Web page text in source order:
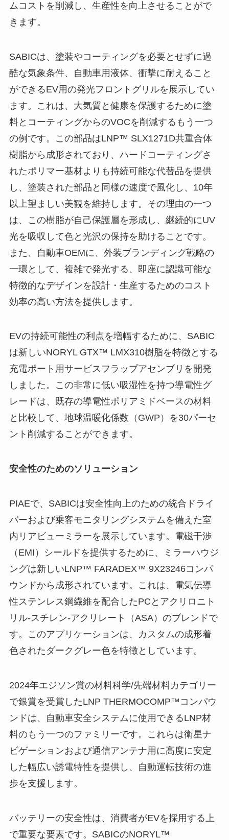
ムコストを削減し、生産性を向上させることがで
きます。
SABICは、塗装やコーティングを必要とせずに過
酷な気象条件、自動車用液体、衝撃に耐えること
ができるEV用の発光フロントグリルを展示してい
ます。これは、大気質と健康を保護するために塗
料とコーティングからのVOCを削減するもう一つ
の例です。この部品はLNP™ SLX1271D共重合体
樹脂から成形されており、ハードコーティングさ
れたポリマー基材よりも持続可能な代替品を提供
し、塗装された部品と同様の速度で風化し、10年
以上望ましい美観を維持します。その理由の一つ
は、この樹脂が自己保護層を形成し、継続的にUV
光を吸収して色と光沢の保持を助けることです。
また、自動車OEMに、外装ブランディング戦略の
一環として、複雑で発光する、即座に認識可能な
特徴的なデザインを設計・生産するためのコスト
効率の高い方法を提供します。
EVの持続可能性の利点を増幅するために、SABIC
は新しいNORYL GTX™ LMX310樹脂を特徴とする
充電ポート用サービスフラップアセンブリを開発
しました。この非常に低い吸湿性を持つ導電性グ
レードは、既存の導電性ポリアミドベースの材料
と比較して、地球温暖化係数（GWP）を30パーセ
ント削減することができます。
安全性のためのソリューション
PIAEで、SABICは安全性向上のための統合ドライ
バーおよび乗客モニタリングシステムを備えた室
内リアビューミラーを展示しています。電磁干渉
（EMI）シールドを提供するために、ミラーハウジ
ングは新しいLNP™ FARADEX™ 9X23246コンパ
ウンドから成形されています。これは、電気伝導
性ステンレス鋼繊維を配合したPCとアクリロニト
リル-スチレン-アクリレート（ASA）のブレンドで
す。このアプリケーションは、カスタムの成形着
色されたダークグレー色を特徴としています。
2024年エジソン賞の材料科学/先端材料カテゴリー
で銀賞を受賞したLNP THERMOCOMP™コンパウ
ンドは、自動車安全システムに使用できるLNP材
料のもう一つのファミリーです。これらは衛星ナ
ビゲーションおよび通信アンテナ用に高度に安定
した幅広い誘電特性を提供し、自動運転技術の進
歩を支援します。
バッテリーの安全性は、消費者がEVを採用する上
で重要な要素です。SABICのNORYL™